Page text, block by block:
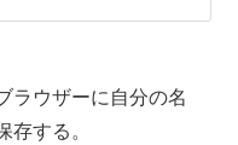
ラウザーに自分の名
する。